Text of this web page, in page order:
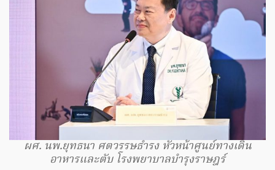
ผศ. นพ.ยุทธนา ศตวรรษธำรง หัวหน้าศูนย์ทางเดิน
อาหารและตับ โรงพยาบาลบำรุงราษฎร์